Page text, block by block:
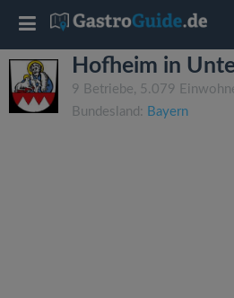
Hofheim in
9 Betriebe, 5.079
Bundesland: Bayern
T
o
g